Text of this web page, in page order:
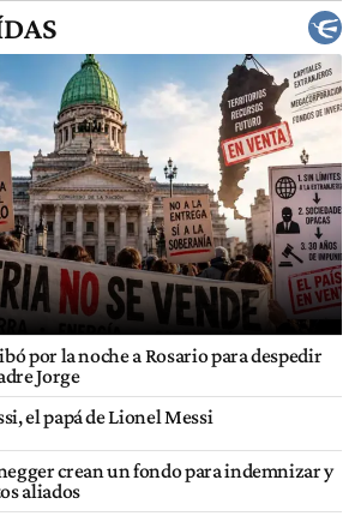
por la noche a Rosario para despedir
Jorge
el papá de Lionel Messi
crean un fondo para indemnizar y
aliados